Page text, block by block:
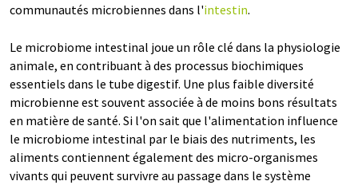
communautés microbiennes dans l'intestin.
Le microbiome intestinal joue un rôle clé dans la physiologie
animale, en contribuant à des processus biochimiques
essentiels dans le tube digestif. Une plus faible diversité
microbienne est souvent associée à de moins bons résultats
en matière de santé. Si l'on sait que l'alimentation influence
le microbiome intestinal par le biais des nutriments, les
aliments contiennent également des micro-organismes
vivants qui peuvent survivre au passage dans le système